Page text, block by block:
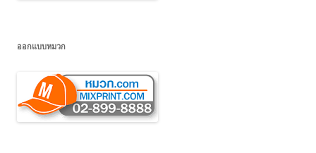
ออกแบบหมวก